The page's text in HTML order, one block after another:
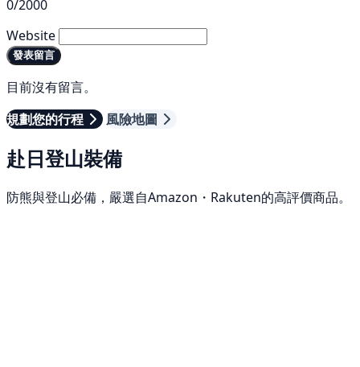
0/2000
Website
發表留言
目前沒有留言。
規劃您的行程
風險地圖
赴日登山裝備
防熊與登山必備，嚴選自Amazon・Rakuten的高評價商品。